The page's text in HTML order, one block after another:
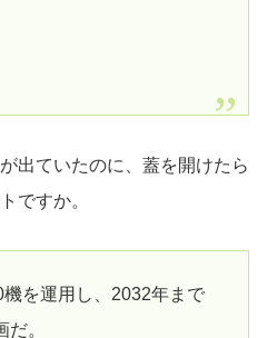
出ていたのに、蓋を開けたら
ですか。
を運用し、2032年まで
。